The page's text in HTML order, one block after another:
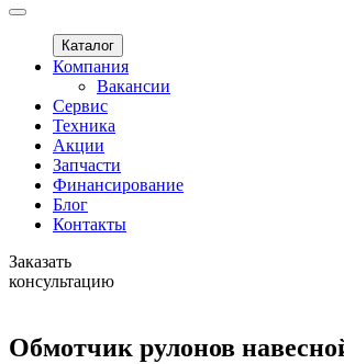
Каталог
Компания
Вакансии
Сервис
Техника
Акции
Запчасти
Финансирование
Блог
Контакты
Заказать
консультацию
Обмотчик рулонов